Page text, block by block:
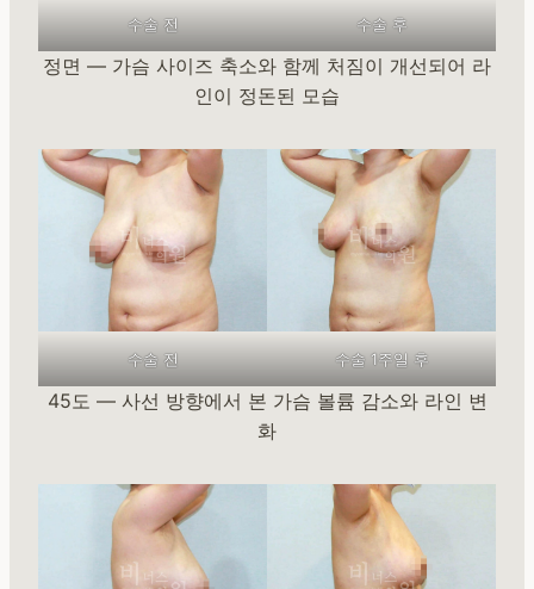
수술 전 수술 후
정면 — 가슴 사이즈 축소와 함께 처짐이 개선되어 라
인이 정돈된 모습
수술 전 수술 1주일 후
45도 — 사선 방향에서 본 가슴 볼륨 감소와 라인 변
화